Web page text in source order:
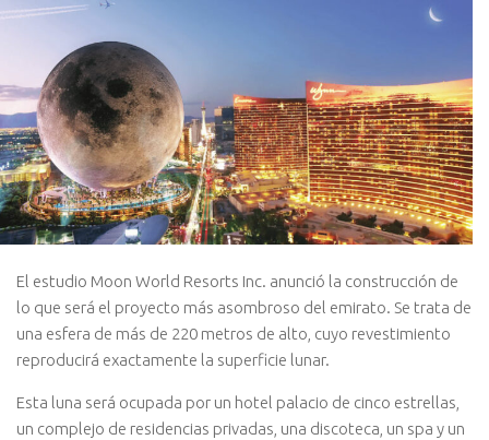
El estudio Moon World Resorts Inc. anunció la construcción de
lo que será el proyecto más asombroso del emirato. Se trata de
una esfera de más de 220 metros de alto, cuyo revestimiento
reproducirá exactamente la superficie lunar.
Esta luna será ocupada por un hotel palacio de cinco estrellas,
un complejo de residencias privadas, una discoteca, un spa y un